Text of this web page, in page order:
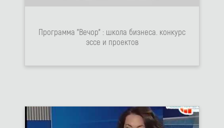
Программа "Вечор" : школа бизнеса. конкурс
эссе и проектов